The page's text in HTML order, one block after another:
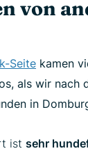
von
Seite kamen
als wir nach
in
ist sehr